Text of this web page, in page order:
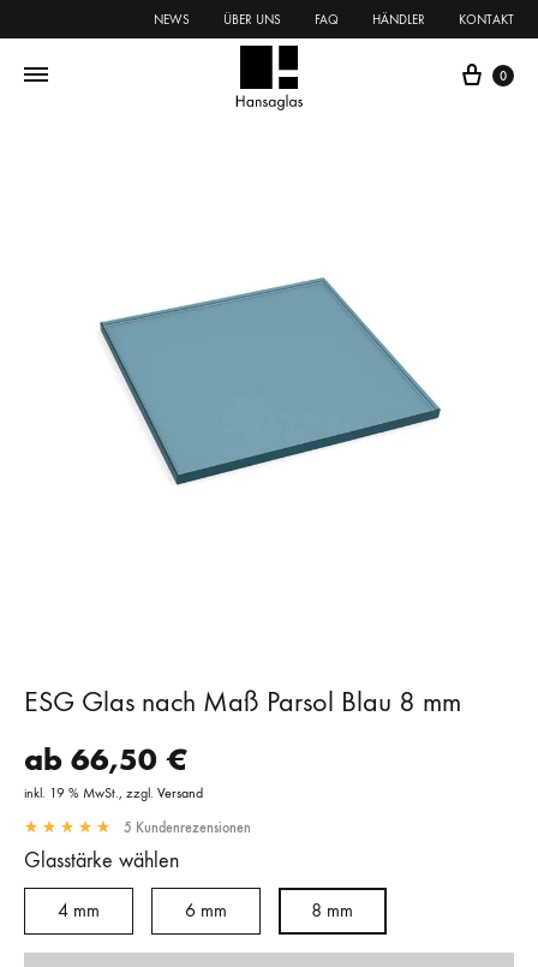
NEWS ÜBER UNS FAQ HÄNDLER KONTAKT
0
ESG Glas nach Maß Parsol Blau 8 mm
ab 66,50 €
inkl. 19 % MwSt. zzgl. Versand
5 Kundenrezensionen
Glasstärke wählen
4 mm 6 mm 8 mm